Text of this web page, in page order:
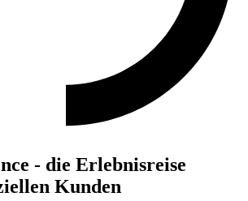
- die Erlebnisreise
Kunden